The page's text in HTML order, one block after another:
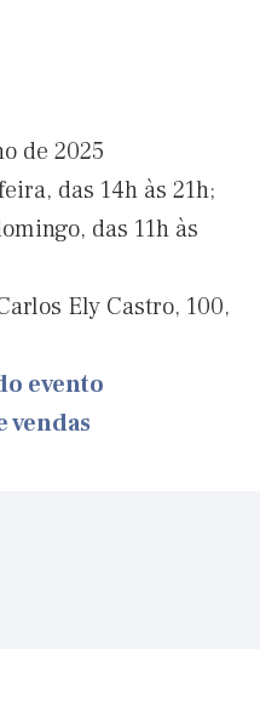
de 2025
das 14h às 21h;
das 11h às
Ely Castro, 100,
evento
vendas